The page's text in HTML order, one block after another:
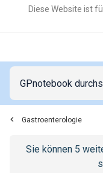
Diese Website ist
Gastroenterologie
Go to/anmelden
Sie können 5